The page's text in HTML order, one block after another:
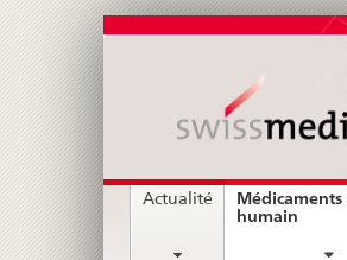
Navigation
Actualité
Médicaments
humain